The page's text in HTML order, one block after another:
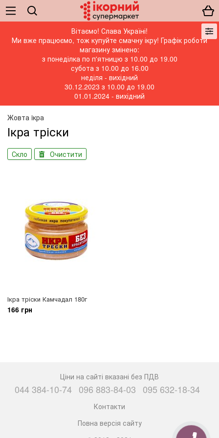
Вітаємо! Слава Україні!
Ми вже працюємо, тож купуйте смачну ікру! Графік роботи
магазину змінено:
з понеділка по п'ятницю з 10.00 до 19.00
субота з 10.00 до 16.00
неділя - вихідний
30.12.2023 з 10.00 до 19.00
01.01.2024 - вихідний
Жовта iкра
Ікра тріски
Скло Очистити
Ікра тріски Камчадал 180г
166 грн
Ціни на сайті вказані без ПДВ
044 384-10-74 096 883-84-03 095 632-18-34
Контакти
Повна версія сайту